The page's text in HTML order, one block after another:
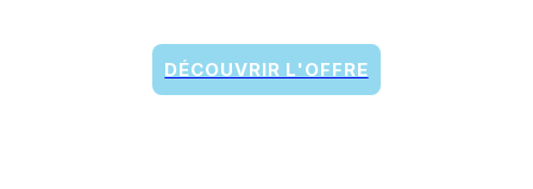
DÉCOUVRIR L'OFFRE